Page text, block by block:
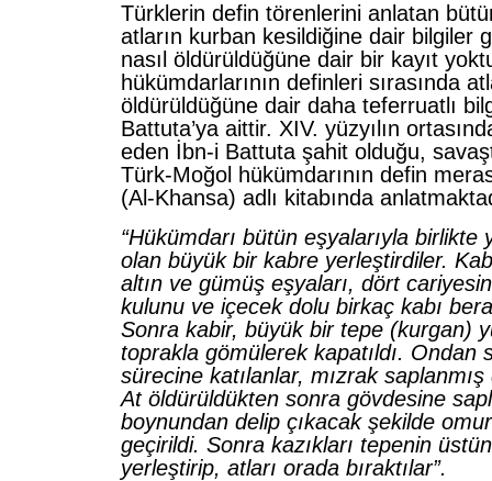
Türklerin defin törenlerini anlatan
atların kurban kesildiğine dair bilgiler
nasıl öldürüldüğüne dair bir kayıt
hükümdarlarının definleri sırasında
öldürüldüğüne dair daha teferruatlı
Battuta’ya aittir. XIV. yüzyılın
eden İbn-i Battuta şahit olduğu,
Türk-Moğol hükümdarının defin
(Al-Khansa) adlı kitabında
“Hükümdarı bütün eşyalarıyla birlikte
olan büyük bir kabre yerleştirdiler.
altın ve gümüş eşyaları, dört
kulunu ve içecek dolu birkaç kabı
Sonra kabir, büyük bir tepe (kurgan)
toprakla gömülerek kapatıldı. Ondan
sürecine katılanlar, mızrak
At öldürüldükten sonra gövdesine
boynundan delip çıkacak şekilde
geçirildi. Sonra kazıkları tepenin
yerleştirip, atları orada bıraktılar”.